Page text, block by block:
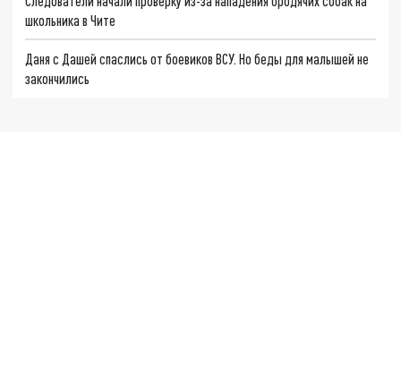
школьника в Чите
Даня с Дашей спаслись от боевиков ВСУ. Но беды для малышей не
закончились